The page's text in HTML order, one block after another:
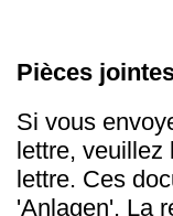
Pièces
Si vous
lettre, veuillez
lettre. Ces
'Anlagen'. La